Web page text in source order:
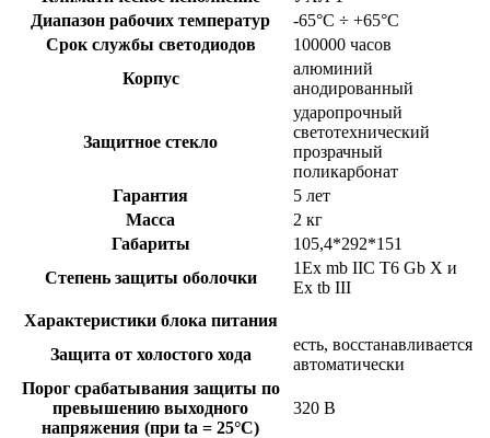
Диапазон рабочих температур
-65°C ÷ +65°C
Срок службы светодиодов
100000 часов
Корпус
алюминий
анодированный
Защитное стекло
ударопрочный
светотехнический
прозрачный
поликарбонат
Гарантия
5 лет
Масса
2 кг
Габариты
105,4*292*151
Степень защиты оболочки
1Ex mb IIC T6 Gb X и
Ex tb III
Характеристики блока питания
Защита от холостого хода
есть, восстанавливается
автоматически
Порог срабатывания защиты по
превышению выходного
напряжения (при tа = 25°C)
320 В